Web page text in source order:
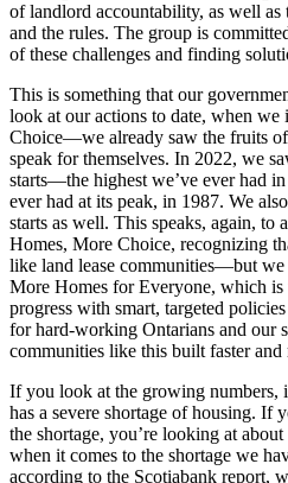
of landlord accountability, as well as
and the rules. The group is
of these challenges and finding
This is something that our
look at our actions to date, when
Choice—we already saw the fruits of
speak for themselves. In 2022, we
starts—the highest we’ve ever had
ever had at its peak, in 1987. We
starts as well. This speaks, again, to
Homes, More Choice, recognizing
like land lease communities—but
More Homes for Everyone, which is
progress with smart, targeted
for hard-working Ontarians and our
communities like this built faster and
If you look at the growing numbers,
has a severe shortage of housing. If
the shortage, you’re looking at
when it comes to the shortage we
according to the Scotiabank report,